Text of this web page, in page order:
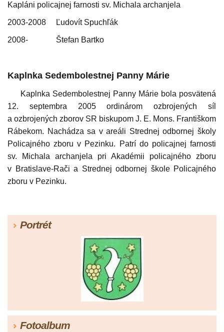
Kapláni policajnej farnosti sv. Michala archanjela
2003-2008 Ľudovít Spuchľák
2008- Štefan Bartko
Kaplnka Sedembolestnej Panny Márie
Kaplnka Sedembolestnej Panny Márie bola posvätená
12. septembra 2005 ordinárom ozbrojených síl
a ozbrojených zborov SR biskupom J. E. Mons. Františkom
Rábekom. Nachádza sa v areáli Strednej odbornej školy
Policajného zboru v Pezinku. Patrí do policajnej farnosti
sv. Michala archanjela pri Akadémii policajného zboru
v Bratislave-Rači a Strednej odbornej škole Policajného
zboru v Pezinku.
Portrét
Fotoalbum